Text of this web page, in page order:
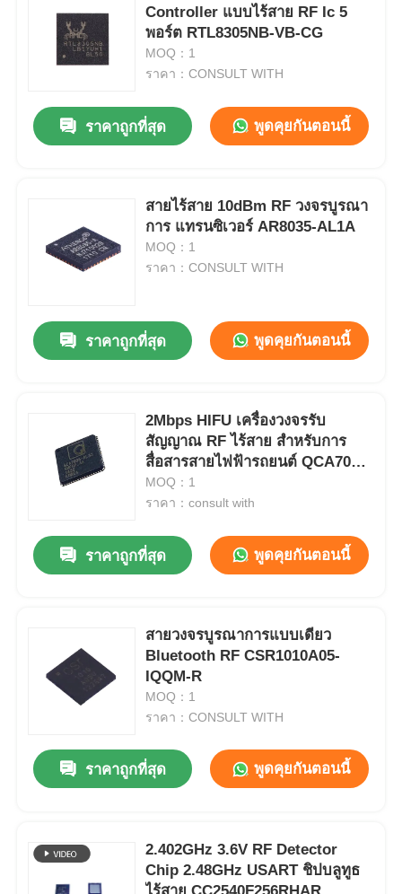
วิดีโอ
เกี่ยวกับเรา
การควบคุมคุณภาพ
ข่าว
FPGA Field Programmable Gate Array ระบบการตั้งโป
Controller แบบไร้สาย RF Ic 5
พอร์ต RTL8305NB-VB-CG
MOQ：1
ราคา：CONSULT WITH
ราคาถูกที่สุด พูดคุยกันตอนนี้
สายไร้สาย 10dBm RF วงจรบูรณา
การ แทรนซิเวอร์ AR8035-AL1A
MOQ：1
ราคา：CONSULT WITH
ราคาถูกที่สุด พูดคุยกันตอนนี้
2Mbps HIFU เครื่องวงจรรับ
สัญญาณ RF ไร้สาย สําหรับการ
สื่อสารสายไฟฟ้ารถยนต์ QCA7005-
AL33
MOQ：1
ราคา：consult with
ราคาถูกที่สุด พูดคุยกันตอนนี้
สายวงจรบูรณาการแบบเดียว
Bluetooth RF CSR1010A05-
IQQM-R
MOQ：1
ราคา：CONSULT WITH
ราคาถูกที่สุด พูดคุยกันตอนนี้
2.402GHz 3.6V RF Detector
Chip 2.48GHz USART ชิปบลูทูธ
ไร้สาย CC2540F256RHAR